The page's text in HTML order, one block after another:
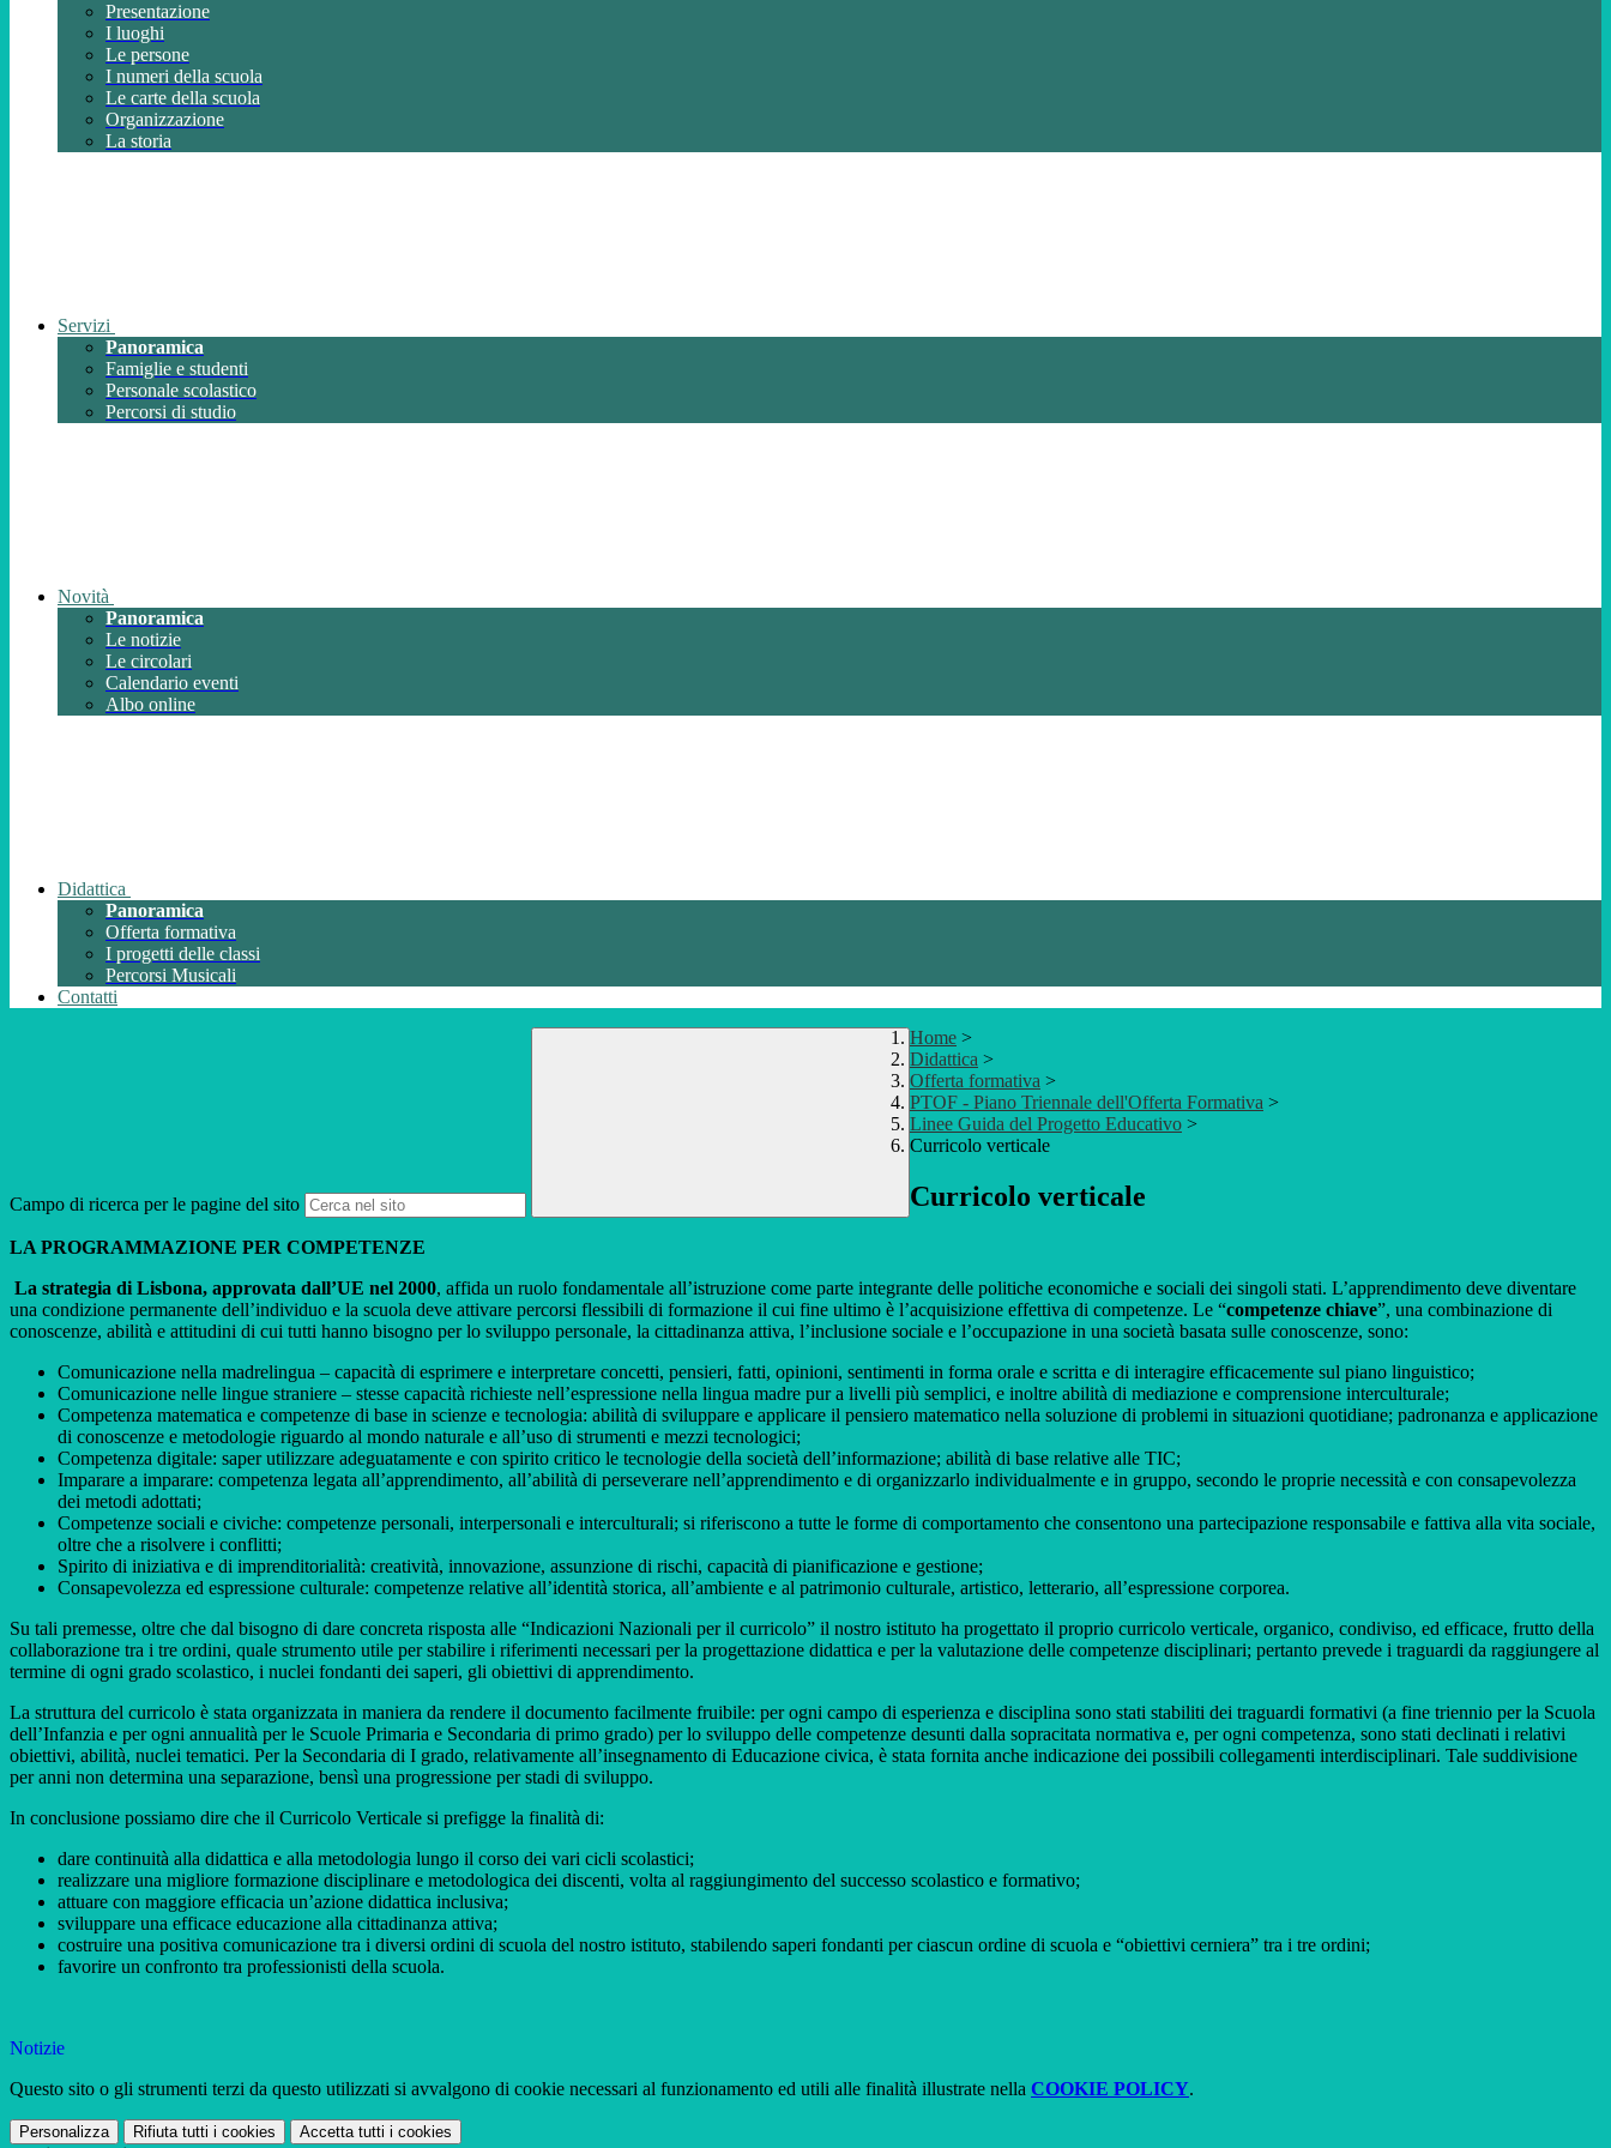
Presentazione
I luoghi
Le persone
I numeri della scuola
Le carte della scuola
Organizzazione
La storia
Servizi
Panoramica
Famiglie e studenti
Personale scolastico
Percorsi di studio
Novità
Panoramica
Le notizie
Le circolari
Calendario eventi
Albo online
Didattica
Panoramica
Offerta formativa
I progetti delle classi
Percorsi Musicali
Contatti
Campo di ricerca per le pagine del sito
Home >
Didattica >
Offerta formativa >
PTOF - Piano Triennale dell'Offerta Formativa >
Linee Guida del Progetto Educativo >
Curricolo verticale
Curricolo verticale
LA PROGRAMMAZIONE PER COMPETENZE
La strategia di Lisbona, approvata dall’UE nel 2000, affida un ruolo fondamentale all’istruzione come parte integrante delle politiche economiche e sociali dei singoli stati. L’apprendimento deve diventare
una condizione permanente dell’individuo e la scuola deve attivare percorsi flessibili di formazione il cui fine ultimo è l’acquisizione effettiva di competenze. Le “competenze chiave”, una combinazione di
conoscenze, abilità e attitudini di cui tutti hanno bisogno per lo sviluppo personale, la cittadinanza attiva, l’inclusione sociale e l’occupazione in una società basata sulle conoscenze, sono:
Comunicazione nella madrelingua – capacità di esprimere e interpretare concetti, pensieri, fatti, opinioni, sentimenti in forma orale e scritta e di interagire efficacemente sul piano linguistico;
Comunicazione nelle lingue straniere – stesse capacità richieste nell’espressione nella lingua madre pur a livelli più semplici, e inoltre abilità di mediazione e comprensione interculturale;
Competenza matematica e competenze di base in scienze e tecnologia: abilità di sviluppare e applicare il pensiero matematico nella soluzione di problemi in situazioni quotidiane; padronanza e applicazione
di conoscenze e metodologie riguardo al mondo naturale e all’uso di strumenti e mezzi tecnologici;
Competenza digitale: saper utilizzare adeguatamente e con spirito critico le tecnologie della società dell’informazione; abilità di base relative alle TIC;
Imparare a imparare: competenza legata all’apprendimento, all’abilità di perseverare nell’apprendimento e di organizzarlo individualmente e in gruppo, secondo le proprie necessità e con consapevolezza
dei metodi adottati;
Competenze sociali e civiche: competenze personali, interpersonali e interculturali; si riferiscono a tutte le forme di comportamento che consentono una partecipazione responsabile e fattiva alla vita sociale,
oltre che a risolvere i conflitti;
Spirito di iniziativa e di imprenditorialità: creatività, innovazione, assunzione di rischi, capacità di pianificazione e gestione;
Consapevolezza ed espressione culturale: competenze relative all’identità storica, all’ambiente e al patrimonio culturale, artistico, letterario, all’espressione corporea.
Su tali premesse, oltre che dal bisogno di dare concreta risposta alle “Indicazioni Nazionali per il curricolo” il nostro istituto ha progettato il proprio curricolo verticale, organico, condiviso, ed efficace, frutto della
collaborazione tra i tre ordini, quale strumento utile per stabilire i riferimenti necessari per la progettazione didattica e per la valutazione delle competenze disciplinari; pertanto prevede i traguardi da raggiungere al
termine di ogni grado scolastico, i nuclei fondanti dei saperi, gli obiettivi di apprendimento.
La struttura del curricolo è stata organizzata in maniera da rendere il documento facilmente fruibile: per ogni campo di esperienza e disciplina sono stati stabiliti dei traguardi formativi (a fine triennio per la Scuola
dell’Infanzia e per ogni annualità per le Scuole Primaria e Secondaria di primo grado) per lo sviluppo delle competenze desunti dalla sopracitata normativa e, per ogni competenza, sono stati declinati i relativi
obiettivi, abilità, nuclei tematici. Per la Secondaria di I grado, relativamente all’insegnamento di Educazione civica, è stata fornita anche indicazione dei possibili collegamenti interdisciplinari. Tale suddivisione
per anni non determina una separazione, bensì una progressione per stadi di sviluppo.
In conclusione possiamo dire che il Curricolo Verticale si prefigge la finalità di:
dare continuità alla didattica e alla metodologia lungo il corso dei vari cicli scolastici;
realizzare una migliore formazione disciplinare e metodologica dei discenti, volta al raggiungimento del successo scolastico e formativo;
attuare con maggiore efficacia un’azione didattica inclusiva;
sviluppare una efficace educazione alla cittadinanza attiva;
costruire una positiva comunicazione tra i diversi ordini di scuola del nostro istituto, stabilendo saperi fondanti per ciascun ordine di scuola e “obiettivi cerniera” tra i tre ordini;
favorire un confronto tra professionisti della scuola.
Notizie
Questo sito o gli strumenti terzi da questo utilizzati si avvalgono di cookie necessari al funzionamento ed utili alle finalità illustrate nella COOKIE POLICY.
Personalizza Rifiuta tutti i cookies Accetta tutti i cookies